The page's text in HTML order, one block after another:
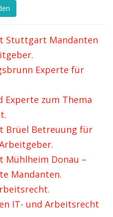
Stuttgart Mandanten
Experte für
Experte zum Thema
Brüel Betreuung für
Mühlheim Donau –
Mandanten.
IT- und Arbeitsrecht